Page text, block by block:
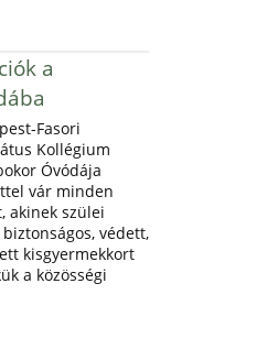
a
Fasori
Kollégium
Óvódája
vár minden
akinek szülei
védett,
kisgyermekkort
a közösségi